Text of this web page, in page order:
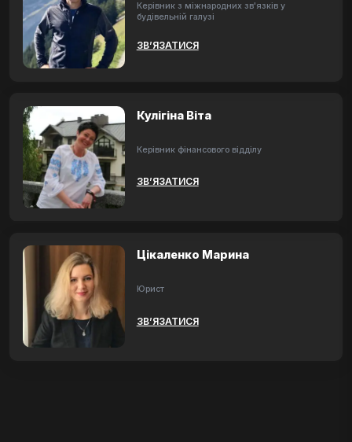
Керівник з міжнародних зв'язків у
будівельній галузі
ЗВ’ЯЗАТИСЯ
Кулігіна Віта
Керівник фінансового відділу
ЗВ’ЯЗАТИСЯ
Цікаленко Марина
Юрист
ЗВ’ЯЗАТИСЯ